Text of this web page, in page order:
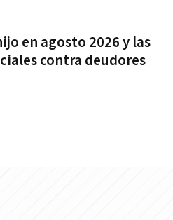
en agosto 2026 y las
contra deudores